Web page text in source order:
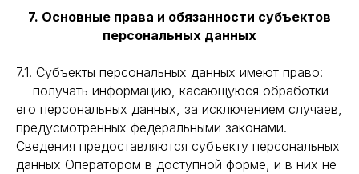
7. Основные права и обязанности субъектов
персональных данных
7.1. Субъекты персональных данных имеют право:
— получать информацию, касающуюся обработки
его персональных данных, за исключением случаев,
предусмотренных федеральными законами.
Сведения предоставляются субъекту персональных
данных Оператором в доступной форме, и в них не